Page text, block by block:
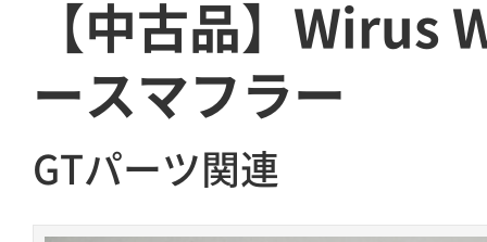
【中古品】
ースマフラー
GTパーツ関連